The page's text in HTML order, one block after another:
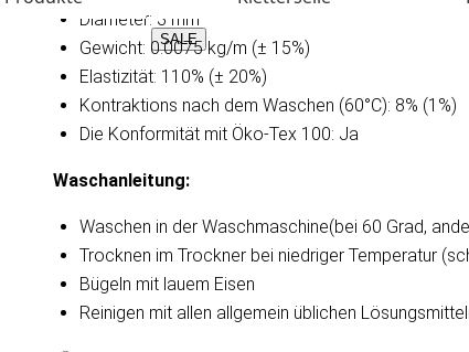
SALE
Diameter: 3 mm
Gewicht: 0.0075 kg/m (± 15%)
Elastizität: 110% (± 20%)
Kontraktions nach dem Waschen (60°C): 8% (1%)
Die Konformität mit Öko-Tex 100: Ja
Waschanleitung​:
Waschen in der Waschmaschine(bei 60 Grad,
Trocknen im Trockner bei niedriger Temperatur
Bügeln mit lauem Eisen
Reinigen mit allen allgemein üblichen